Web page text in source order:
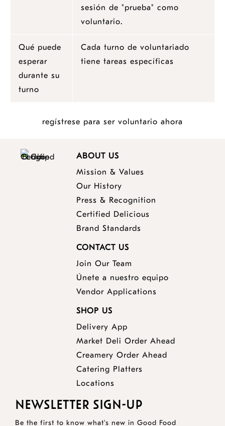
sesión de "prueba" como
voluntario.
Qué puede
esperar
durante su
turno
Cada turno de voluntariado
tiene tareas específicas
regístrese para ser voluntario ahora
ABOUT US
Mission & Values
Our History
Press & Recognition
Certified Delicious
Brand Standards
CONTACT US
Join Our Team
Únete a nuestro equipo
Vendor Applications
SHOP US
Delivery App
Market Deli Order Ahead
Creamery Order Ahead
Catering Platters
Locations
NEWSLETTER SIGN-UP
Be the first to know what's new in Good Food